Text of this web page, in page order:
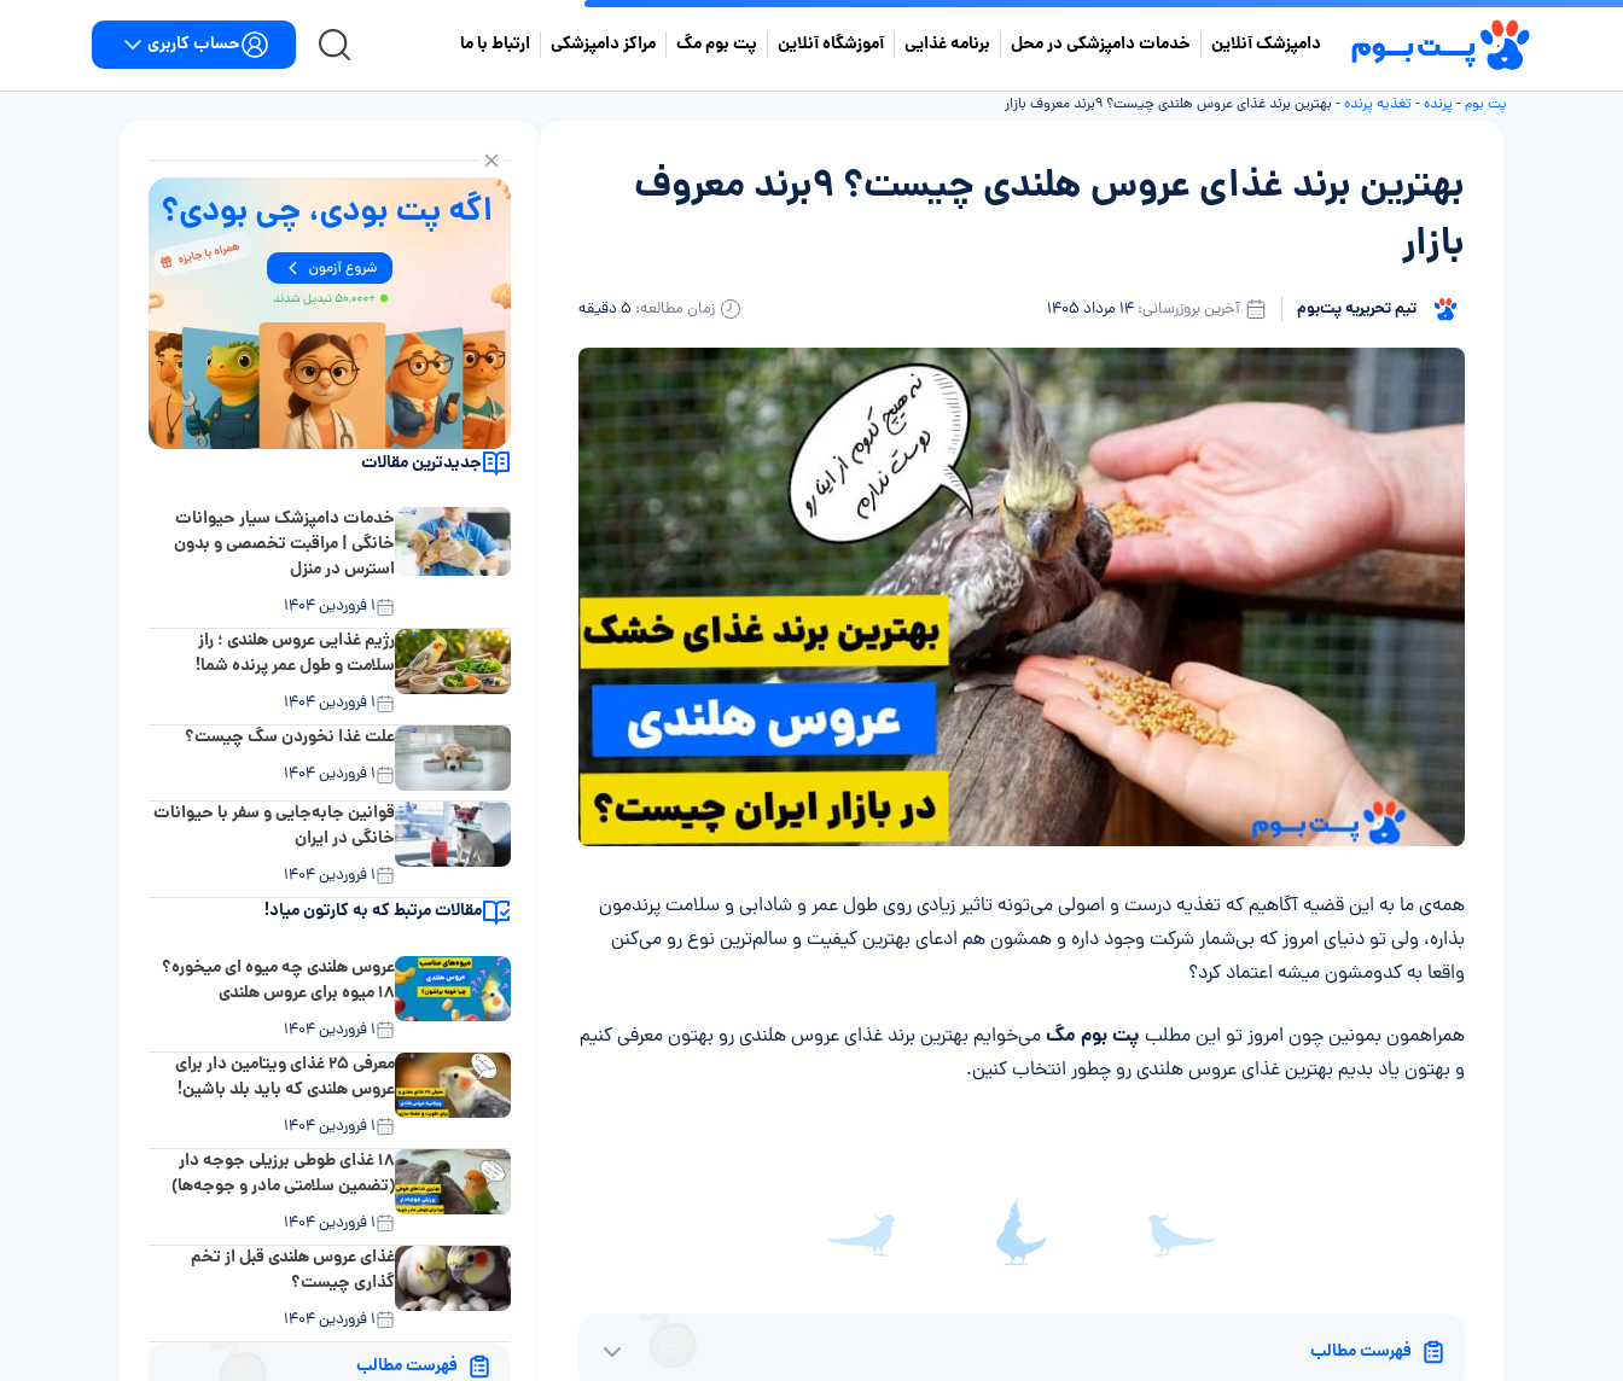
دامپزشک آنلاین خدمات دامپزشکی در محل برنامه غذایی آموزشگاه آنلاین پت بوم مگ مراکز دامپزشکی ارتباط با ما حساب کاربری
پت بوم- پرنده- تغذیه پرنده- بهترین برند غذای عروس هلندی چیست؟ ۹برند معروف بازار
بهترین برند غذای عروس هلندی چیست؟ ۹برند معروف
بازار
تیم تحریریه پت‌بوم آخرین بروزرسانی: ۱۴ مرداد ۱۴۰۵ زمان مطالعه: ۵ دقیقه
خلاصه مقاله
همه‌ی ما به این قضیه آگاهیم که تغذیه درست و اصولی می‌تونه تاثیر زیادی روی طول عمر و شادابی و سلامت پرندمون
بذاره، ولی تو دنیای امروز که بی‌شمار شرکت وجود داره و همشون هم ادعای بهترین کیفیت و سالم‌ترین نوع رو می‌کنن
واقعا به کدومشون میشه اعتماد کرد؟
همراهمون بمونین چون امروز تو این مطلب پت بوم مگمی‌خوایم بهترین برند غذای عروس هلندی رو بهتون معرفی کنیم
و بهتون یاد بدیم بهترین غذای عروس هلندی رو چطور انتخاب کنین.
فهرست مطالب
جدیدترین مقالات
خدمات دامپزشک سیار حیوانات
خانگی | مراقبت تخصصی و بدون
استرس در منزل
۱ فروردین ۱۴۰۴
رژیم غذایی عروس هلندی ؛ راز
سلامت و طول عمر پرنده شما!
۱ فروردین ۱۴۰۴
علت غذا نخوردن سگ چیست؟
۱ فروردین ۱۴۰۴
قوانین جابه‌جایی و سفر با حیوانات
خانگی در ایران
۱ فروردین ۱۴۰۴
مقالات مرتبط که به کارتون میاد!
عروس هلندی چه میوه ای میخوره؟
۱۸ میوه برای عروس هلندی
۱ فروردین ۱۴۰۴
معرفی ۲۵ غذای ویتامین دار برای
عروس هلندی که باید بلد باشین!
۱ فروردین ۱۴۰۴
۱۸ غذای طوطی برزیلی جوجه دار
(تضمین سلامتی مادر و جوجه‌ها)
۱ فروردین ۱۴۰۴
غذای عروس هلندی قبل از تخم
گذاری چیست؟
۱ فروردین ۱۴۰۴
فهرست مطالب